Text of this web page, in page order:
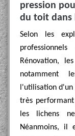
pression
du toit dans
Selon les
Rénovation,
notamment
l'utilisation
très performant
les lichens
Néanmoins, il